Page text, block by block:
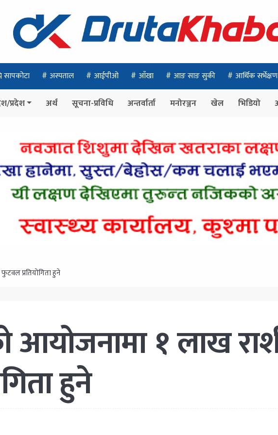
सापकोटा अस्पताल आईपीओ आँखा आङ साङ सुकी आर्थिक सर्भेक्षण
प्रदेश अर्थ सूचना-प्रविधि अन्तर्वार्ता मनोरञ्जन खेल भिडियो
प्रतियोगिता हुने
आयोजनामा १ लाख
हुने